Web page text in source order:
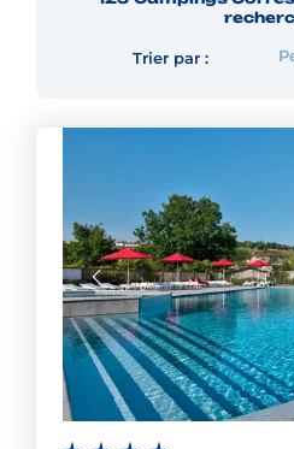
Trier par :